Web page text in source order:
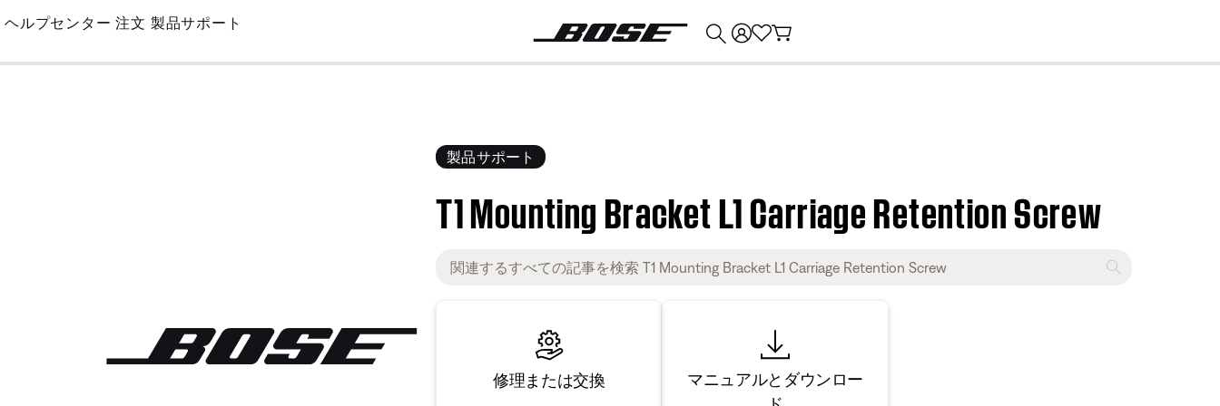
Skip
Main
ヘルプセンター 注文 製品サポート
製品サポート
T1 Mounting Bracket L1 Carriage Retention Screw
修理または交換
マニュアルとダウンロー